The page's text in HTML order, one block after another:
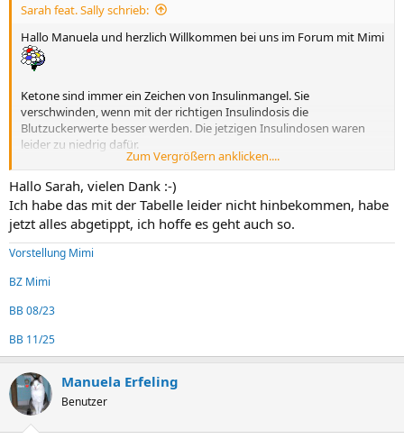
Sarah feat. Sally schrieb:
Hallo Manuela und herzlich Willkommen bei uns im Forum mit Mimi
Ketone sind immer ein Zeichen von Insulinmangel. Sie
verschwinden, wenn mit der richtigen Insulindosis die
Blutzuckerwerte besser werden. Die jetzigen Insulindosen waren
leider zu niedrig dafür.
online stellen
Zum Vergrößern anklicken....
Hallo Sarah, vielen Dank :-)
Ich habe das mit der Tabelle leider nicht hinbekommen, habe
jetzt alles abgetippt, ich hoffe es geht auch so.
Vorstellung Mimi
BZ Mimi
BB 08/23
BB 11/25
Manuela Erfeling
Benutzer